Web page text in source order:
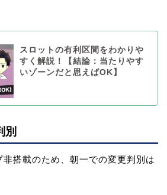
スロットの有利区間をわかりや
すく解説！【結論：当たりやす
いゾーンだと思えばOK】
別
非搭載のため、朝一での変更判別は